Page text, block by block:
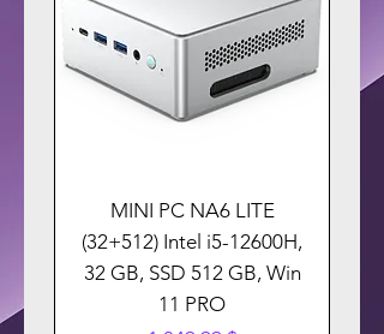
MINI PC NA6 LITE
(32+512) Intel i5-12600H,
32 GB, SSD 512 GB, Win
11 PRO